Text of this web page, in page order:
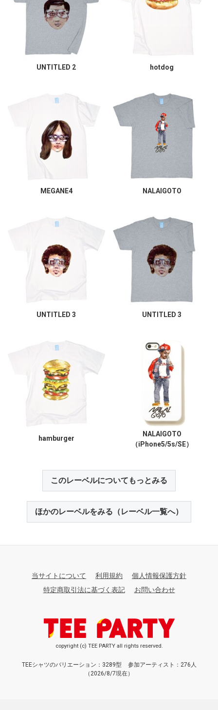
UNTITLED 2 hotdog
MEGANE4 NALAIGOTO
UNTITLED 3 UNTITLED 3
hamburger
NALAIGOTO
（iPhone5/5s/SE）
このレーベルについてもっとみる
ほかのレーベルをみる（レーベル一覧へ）
当サイトについて 利用規約
個人情報保護方針
特定商取引法に基づく表記
お問い合わせ
copyright (c) TEE PARTY all rights reserved.
TEEシャツのバリエーション：3289型
参加アーティスト：276人
（2026/8/7現在）